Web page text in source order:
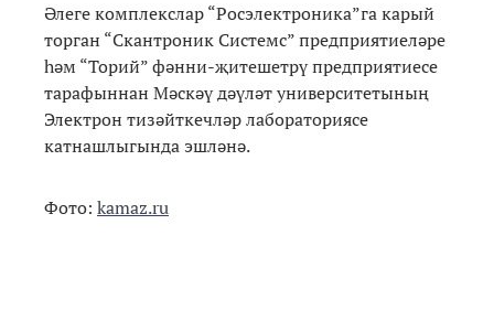
Әлеге комплекслар “Росэлектроника”га карый
торган “Скантроник Системс” предприятиеләре
һәм “Торий” фәнни-җитешетрү предприятиесе
тарафыннан Мәскәү дәүләт университетының
Электрон тизәйткечләр лабораториясе
катнашлыгында эшләнә.
Фото: kamaz.ru